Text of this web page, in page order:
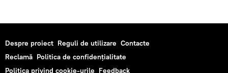
Despre proiect Reguli de utilizare Contacte
Reclamă Politica de confidențialitate
Politica privind cookie-urile Feedback